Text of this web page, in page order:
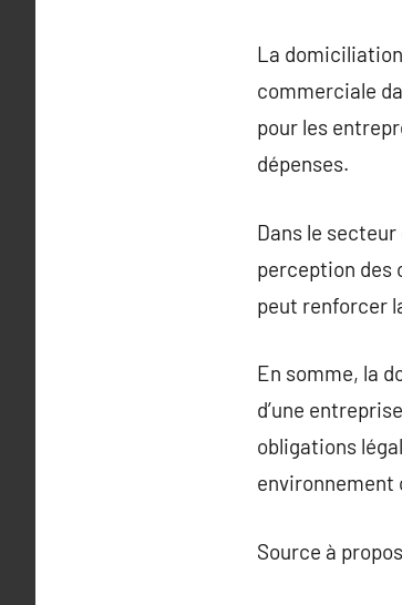
La
commerciale
pour les
dépenses.
Dans le
perception des
peut renforcer
En somme, la
d’une
obligations
Source à